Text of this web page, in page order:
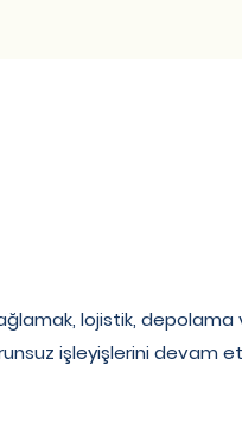
lojistik,
işleyişlerini devam